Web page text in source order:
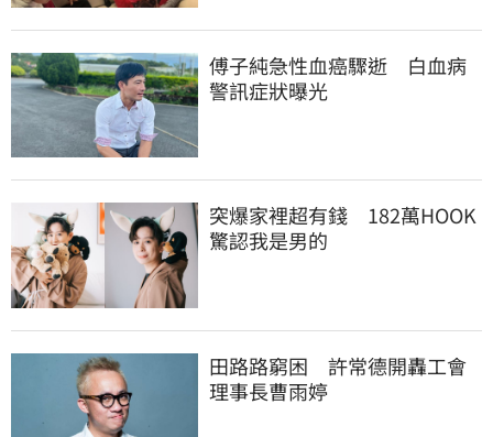
傅子純急性血癌驟逝　白血病
警訊症狀曝光
突爆家裡超有錢　182萬HOOK
驚認我是男的
田路路窮困　許常德開轟工會
理事長曹雨婷